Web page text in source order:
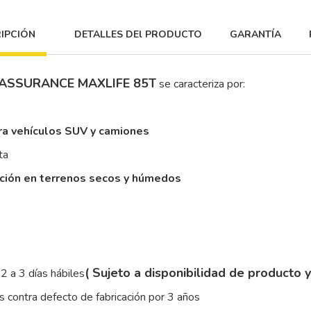
DETALLES DEl PRODUCTO GARANTÍA
MAXLIFE 85Tse caracteriza por:
vehículos SUV y camiones
en terrenos secos y húmedos
a 3 días hábiles( Sujeto a disponibilidad de producto
defecto de fabricación por 3 años